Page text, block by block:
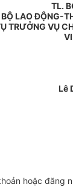
TL.
BỘ LAO ĐỘNG-
TRƯỞNG VỤ
Lê
hoặc đăng